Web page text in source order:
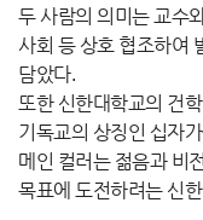
두 사람의 의미는 교수
사회 등 상호 협조하여
담았다.
또한 신한대학교의 건
기독교의 상징인 십자
메인 컬러는 젊음과 비
목표에 도전하려는 신